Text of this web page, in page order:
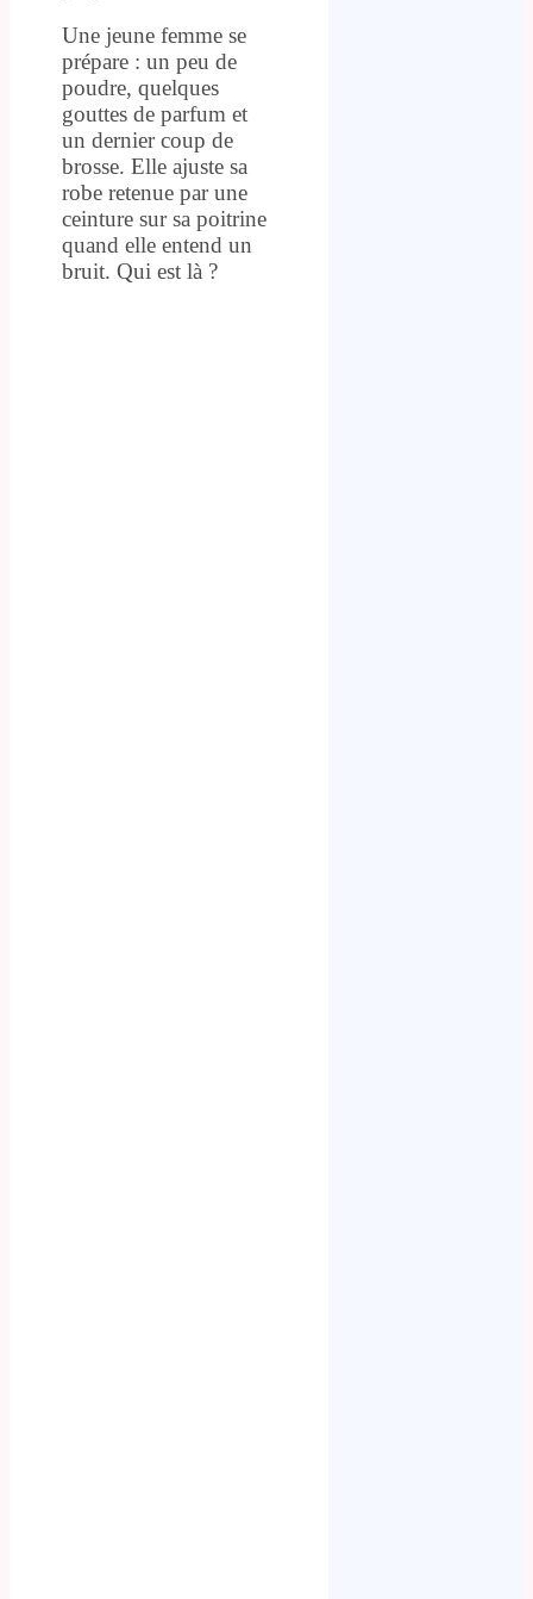
Une jeune femme se
prépare : un peu de
poudre, quelques
gouttes de parfum et
un dernier coup de
brosse. Elle ajuste sa
robe retenue par une
ceinture sur sa poitrine
quand elle entend un
bruit. Qui est là ?